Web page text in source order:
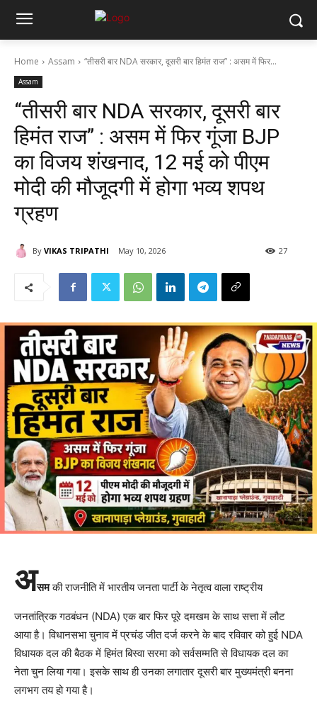
Home Assam “तीसरी बार NDA सरकार, दूसरी बार हिमंत राज” : असम में फिर...
Assam
“तीसरी बार NDA सरकार, दूसरी बार
हिमंत राज” : असम में फिर गूंजा BJP
का विजय शंखनाद, 12 मई को पीएम
मोदी की मौजूदगी में होगा भव्य शपथ
ग्रहण
By VIKAS TRIPATHI May 10, 2026 27
असमकी राजनीति में भारतीय जनता पार्टी के नेतृत्व वाला राष्ट्रीय
जनतांत्रिक गठबंधन (NDA) एक बार फिर पूरे दमखम के साथ सत्ता में लौट
आया है। विधानसभा चुनाव में प्रचंड जीत दर्ज करने के बाद रविवार को हुई NDA
विधायक दल की बैठक में हिमंत बिस्वा सरमा को सर्वसम्मति से विधायक दल का
नेता चुन लिया गया। इसके साथ ही उनका लगातार दूसरी बार मुख्यमंत्री बनना
लगभग तय हो गया है।